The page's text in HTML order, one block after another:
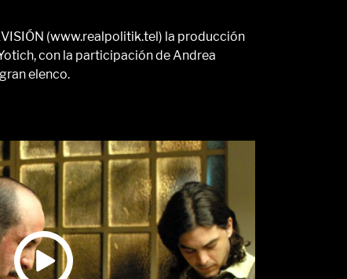
(www.realpolitik.tel) la producción
con la participación de Andrea
elenco.